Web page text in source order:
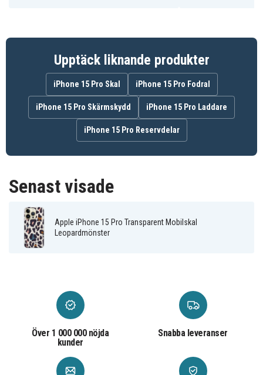
färgkombination som ger en känsla av lyx och elegans.
det ger lätt tillgång till alla nödvändiga portar.
-Sitter perfekt på din iPhone 15 Pro, lätt att sätta på
och ger snabb tillgång till alla funktioner och knappar.
Artnr AI15P-PRINT.154.03-TEKNIK0064
Material Plast
Upptäck liknande produkter
iPhone 15 Pro Skal iPhone 15 Pro Fodral
iPhone 15 Pro Skärmskydd iPhone 15 Pro Laddare
iPhone 15 Pro Reservdelar
Senast visade
Apple iPhone 15 Pro Transparent Mobilskal
Leopardmönster
Över 1 000 000 nöjda
kunder
Snabba leveranser